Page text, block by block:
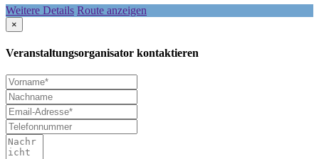
Weitere Details Route anzeigen
×
Veranstaltungsorganisator kontaktieren